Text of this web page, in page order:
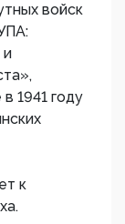
войск
и
1941 году
к